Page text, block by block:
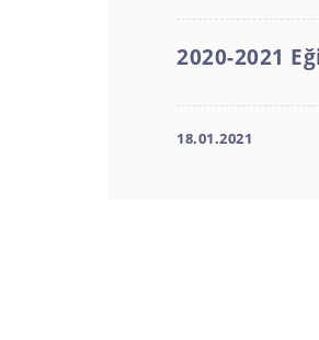
2020-2021
18.01.2021